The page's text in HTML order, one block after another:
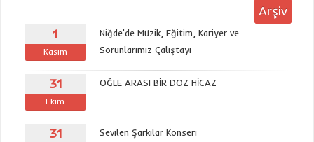
Arşiv
1
Kasım
Niğde'de Müzik, Eğitim, Kariyer ve
Sorunlarımız Çalıştayı
31
Ekim
ÖĞLE ARASI BİR DOZ HİCAZ
31 Sevilen Şarkılar Konseri